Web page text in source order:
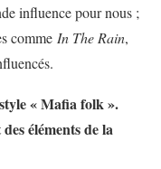
influence pour nous ;
comme In The Rain,
« Mafia folk ».
éléments de la